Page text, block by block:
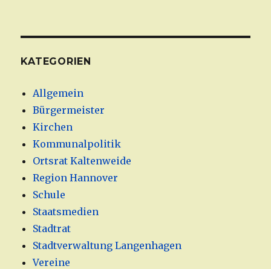
KATEGORIEN
Allgemein
Bürgermeister
Kirchen
Kommunalpolitik
Ortsrat Kaltenweide
Region Hannover
Schule
Staatsmedien
Stadtrat
Stadtverwaltung Langenhagen
Vereine